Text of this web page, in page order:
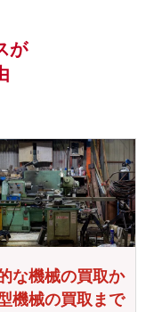
が
な機械の買取か
機械の買取まで